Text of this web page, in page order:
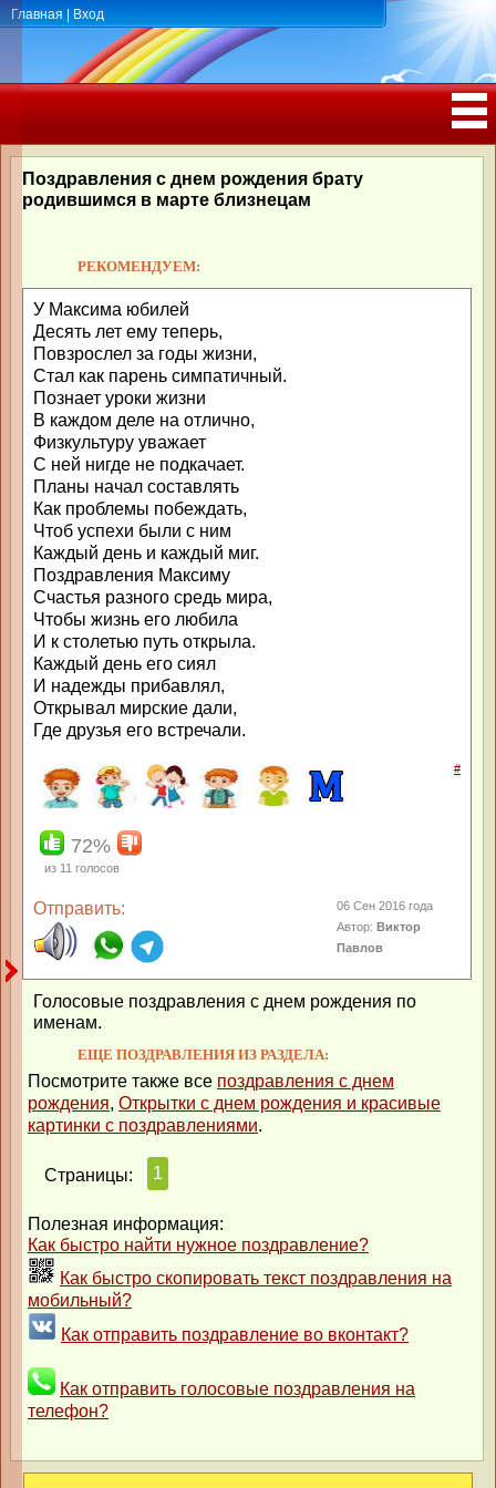
Главная Вход
РОЖДЕНИЯ, ЮБИЛЕЕМ
Поздравления с днем рождения брату
родившимся в марте близнецам
РЕКОМЕНДУЕМ:
У Максима юбилей
Десять лет ему теперь,
Повзрослел за годы жизни,
Стал как парень симпатичный.
Познает уроки жизни
В каждом деле на отлично,
Физкультуру уважает
С ней нигде не подкачает.
Планы начал составлять
Как проблемы побеждать,
Чтоб успехи были с ним
Каждый день и каждый миг.
Поздравления Максиму
Счастья разного средь мира,
Чтобы жизнь его любила
И к столетью путь открыла.
Каждый день его сиял
И надежды прибавлял,
Открывал мирские дали,
Где друзья его встречали.
#
72%
из 11 голосов
Отправить:
06 Сен 2016 года
Автор:Виктор
Павлов
Голосовые поздравления с днем рождения по
именам.
ЕЩЕ ПОЗДРАВЛЕНИЯ ИЗ РАЗДЕЛА:
Посмотрите также все поздравления с днем
рождения, Открытки с днем рождения и красивые
картинки с поздравлениями.
Страницы: 1
Полезная информация:
Как быстро найти нужное поздравление?
Как быстро скопировать текст поздравления на
мобильный?
Как отправить поздравление во вконтакт?
Как отправить голосовые поздравления на
телефон?